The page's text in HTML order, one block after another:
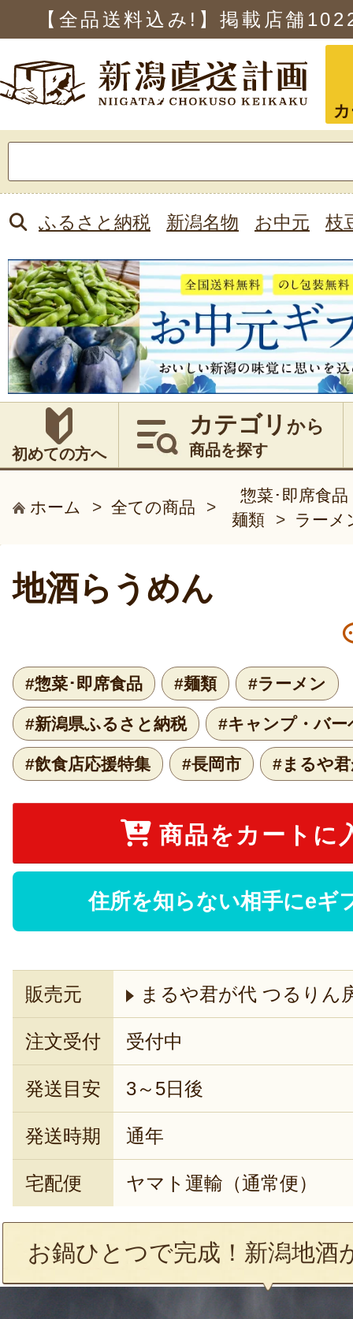
【全品送料込み!】掲載店舗
索:
ふるさと納税 新潟名物 お中元 枝
初めての方へ
カテゴリ から
商品を探す
ホーム > 全ての商品 >
惣菜･即席食品
麺類
> ラーメ
地酒らうめん
#惣菜･即席食品 #麺類 #ラーメン
#新潟県ふるさと納税 #キャンプ・バー
#飲食店応援特集 #長岡市 #まるや
商品をカートに
住所を知らない相手にeギ
販売元 まるや君が代 つるりん
注文受付 受付中
発送目安 3～5日後
発送時期 通年
宅配便 ヤマト運輸（通常便）
お鍋ひとつで完成！新潟地酒